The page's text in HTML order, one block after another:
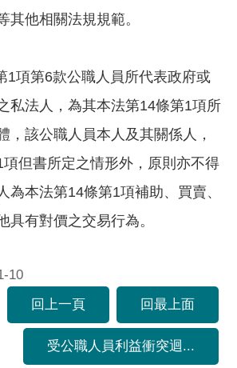
其他相關法規規範。
1項第6款公職人員所代表政府或
私法人，為其本法第14條第1項所
，該公職人員本人及其關係人，
但書所定之情形外，原則亦不得
為本法第14條第1項補助、買賣、
具有對價之交易行為。
10
回上一頁
回最上面
受公職人員利益衝突迴...